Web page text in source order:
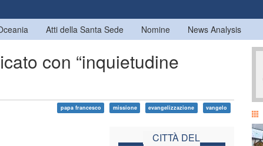
Atti della Santa Sede Nomine News Analysis
con “inquietudine
papa francesco missione evangelizzazione vangelo
CITTÀ DEL